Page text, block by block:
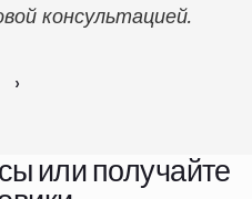
консультацией.
›
или получайте